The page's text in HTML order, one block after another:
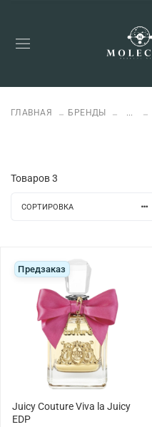
ГЛАВНАЯ БРЕНДЫ ...
Товаров3
СОРТИРОВКА
Предзаказ
Juicy Couture Viva la Juicy
EDP